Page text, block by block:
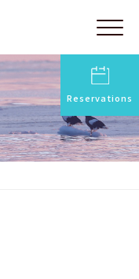
Reservations